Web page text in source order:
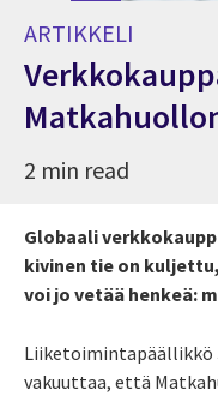
ARTIKKELI
2 min read
Globaali
kivinen tie on
voi jo vetää henkeä:
Liiketoimintapäällikkö
vakuuttaa, että